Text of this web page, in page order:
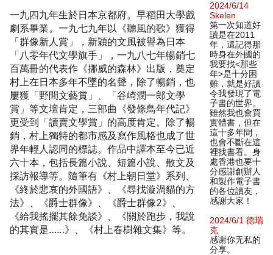
一九四九年生於日本京都府。早稻田大學戲
劇系畢業。一九七九年以《聽風的歌》獲得
「群像新人賞」，新穎的文風被譽為日本
「八零年代文學旗手」，一九八七年暢銷七
百萬冊的代表作《挪威的森林》出版，奠定
村上在日本多年不墜的名聲，除了暢銷，也
屢獲「野間文藝賞」、「谷崎潤一郎文學
賞」等文壇肯定，三部曲《發條鳥年代記》
更受到「讀賣文學賞」的高度肯定。除了暢
銷，村上獨特的都市感及寫作風格也成了世
界年輕人認同的標誌。作品中譯本至今已近
六十本，包括長篇小說、短篇小說、散文及
採訪報導等。隨筆有《村上朝日堂》系列、
《終於悲哀的外國語》、《尋找漩渦貓的方
法》、《爵士群像》、《爵士群像2》、
《給我搖擺其餘免談》、《關於跑步，我說
的其實是……》、《村上春樹雜文集》等。
2024/6/14
Skelen
第一次知道好
讀是在2011
年，還記得那
時身在外國的
我要找<那些
年>是十分困
難，就是好讀
令我發現了電
子書的世界。
雖然我也會買
實體書，但在
這十多年間，
也會不斷在這
裡找書看。身
處香港也要十
分感謝創辦人
和製作電子書
的各位讀友，
感謝大家！
2024/6/1 德瑞
克
感谢你无私的
分享。